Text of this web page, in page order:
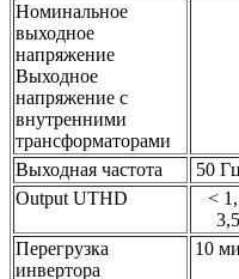
Номинальное
выходное
напряжение
Выходное
напряжение с
внутренними
трансформаторами
Выходная частота
50
Output UTHD
<
Перегрузка
инвертора
10